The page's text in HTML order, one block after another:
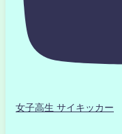
女子高生 サイキッカー